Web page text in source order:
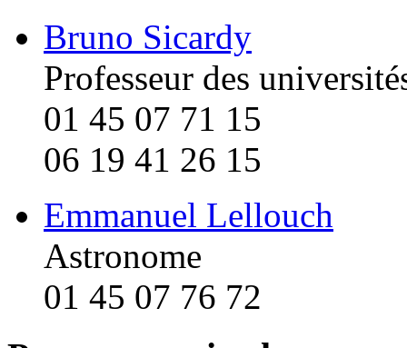
Bruno Sicardy
Professeur des
01 45 07 71 15
06 19 41 26 15
Emmanuel Lellouch
Astronome
01 45 07 76 72